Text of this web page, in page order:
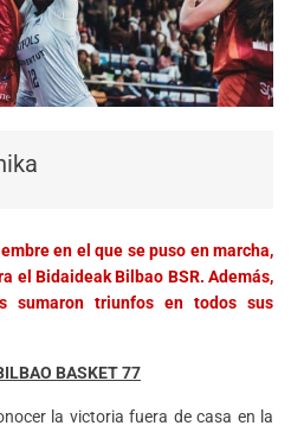
en el que se puso en marcha,
el Bidaideak Bilbao BSR. Además,
sumaron triunfos en todos sus
BASKET 77
la victoria fuera de casa en la